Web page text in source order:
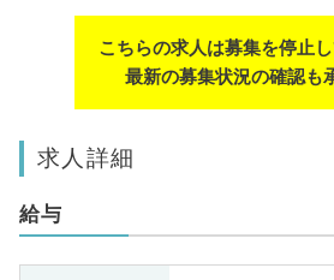
こちらの求人は募集を停止し
最新の募集状況の確認も
求人詳細
給与